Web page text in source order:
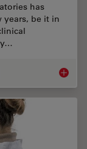
has
years, be it in
Clinical